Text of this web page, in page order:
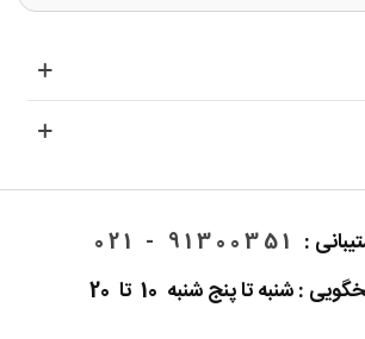
:
91300351 - 021
: شنبه تا پنج شنبه 10 تا 20